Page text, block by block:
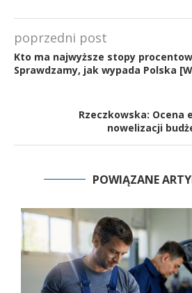
poprzedni post
Kto ma najwyższe stopy
Sprawdzamy, jak wypada Polska
Rzeczkowska:
nowelizacji
POWIĄZANE